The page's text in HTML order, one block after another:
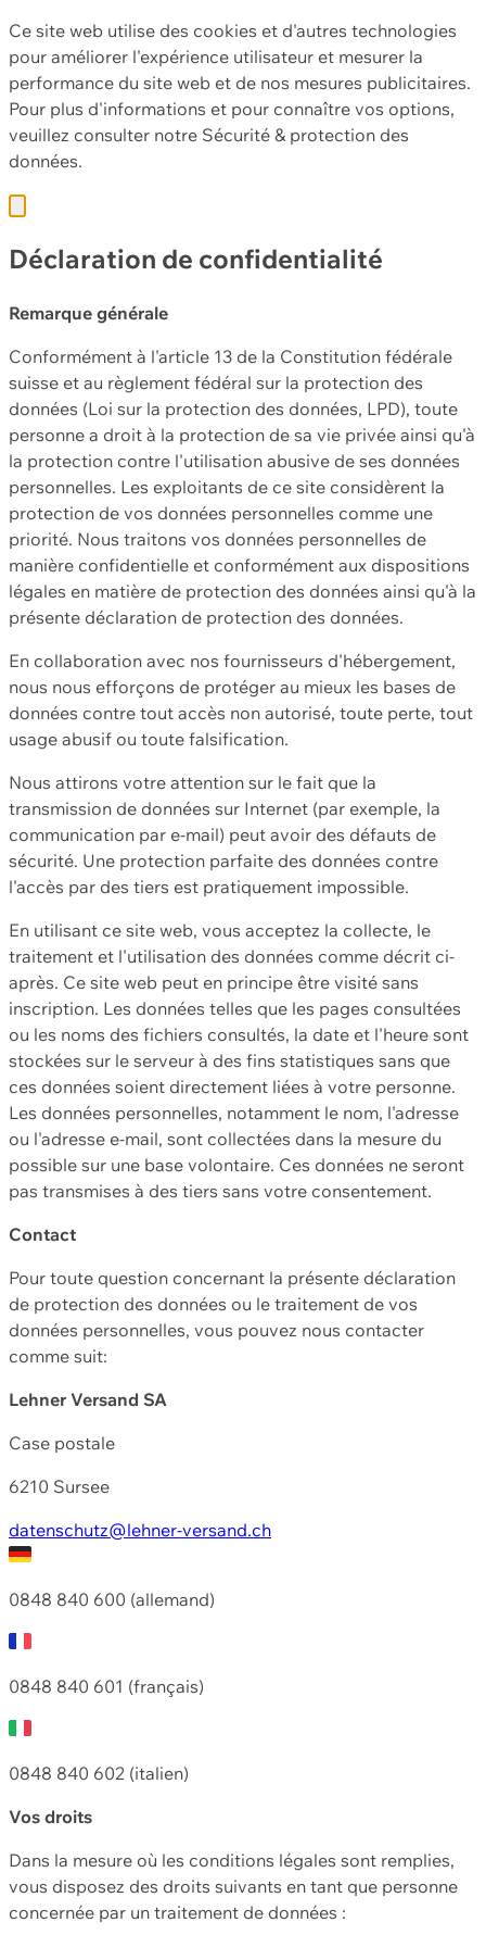
Ce site web utilise des cookies et d'autres technologies
pour améliorer l'expérience utilisateur et mesurer la
performance du site web et de nos mesures publicitaires.
Pour plus d'informations et pour connaître vos options,
veuillez consulter notre Sécurité & protection des
données.
Déclaration de confidentialité
Remarque générale
Conformément à l'article 13 de la Constitution fédérale
suisse et au règlement fédéral sur la protection des
données (Loi sur la protection des données, LPD), toute
personne a droit à la protection de sa vie privée ainsi qu'à
la protection contre l'utilisation abusive de ses données
personnelles. Les exploitants de ce site considèrent la
protection de vos données personnelles comme une
priorité. Nous traitons vos données personnelles de
manière confidentielle et conformément aux dispositions
légales en matière de protection des données ainsi qu'à la
présente déclaration de protection des données.
En collaboration avec nos fournisseurs d'hébergement,
nous nous efforçons de protéger au mieux les bases de
données contre tout accès non autorisé, toute perte, tout
usage abusif ou toute falsification.
Nous attirons votre attention sur le fait que la
transmission de données sur Internet (par exemple, la
communication par e-mail) peut avoir des défauts de
sécurité. Une protection parfaite des données contre
l'accès par des tiers est pratiquement impossible.
En utilisant ce site web, vous acceptez la collecte, le
traitement et l'utilisation des données comme décrit ci-
après. Ce site web peut en principe être visité sans
inscription. Les données telles que les pages consultées
ou les noms des fichiers consultés, la date et l'heure sont
stockées sur le serveur à des fins statistiques sans que
ces données soient directement liées à votre personne.
Les données personnelles, notamment le nom, l'adresse
ou l'adresse e-mail, sont collectées dans la mesure du
possible sur une base volontaire. Ces données ne seront
pas transmises à des tiers sans votre consentement.
Contact
Pour toute question concernant la présente déclaration
de protection des données ou le traitement de vos
données personnelles, vous pouvez nous contacter
comme suit:
Lehner Versand SA
Case postale
6210 Sursee
datenschutz@lehner-versand.ch
0848 840 600 (allemand)
0848 840 601 (français)
0848 840 602 (italien)
Vos droits
Dans la mesure où les conditions légales sont remplies,
vous disposez des droits suivants en tant que personne
concernée par un traitement de données :